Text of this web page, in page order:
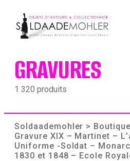
content
GRAVURES
1 320 produits
Soldaademohler > Boutique
Gravure XIX – Martinet –
Uniforme -Soldat –
1830 et 1848 – Ecole